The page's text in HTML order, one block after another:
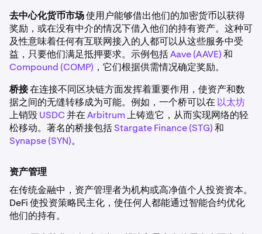
去中心化货币市场使用户能够借出他们的加密货币以获得
奖励，或在没有中介的情况下借入他们的持有资产。这种可
及性意味着任何有互联网接入的人都可以从这些服务中受
益，只要他们满足抵押要求。示例包括Aave (AAVE)和
Compound (COMP) ，它们根据供需情况确定奖励。
桥接在连接不同区块链方面发挥着重要作用，使资产和数
据之间的无缝转移成为可能。例如，一个桥可以在 以太坊
上销毁USDC并在Arbitrum上铸造它，从而实现网络的轻
松移动。著名的桥接包括Stargate Finance (STG)和
Synapse (SYN)。
资产管理
在传统金融中，资产管理者为机构或高净值个人投资资本。
DeFi 使投资策略民主化，使任何人都能通过智能合约优化
他们的持有。